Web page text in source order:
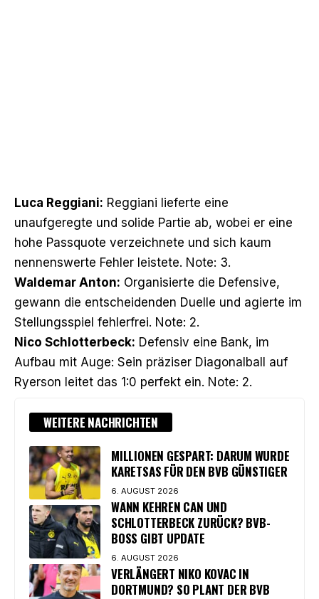
Luca Reggiani: Reggiani lieferte eine
unaufgeregte und solide Partie ab, wobei er eine
hohe Passquote verzeichnete und sich kaum
nennenswerte Fehler leistete. Note: 3.
Waldemar Anton: Organisierte die Defensive,
gewann die entscheidenden Duelle und agierte im
Stellungsspiel fehlerfrei. Note: 2.
Nico Schlotterbeck: Defensiv eine Bank, im
Aufbau mit Auge: Sein präziser Diagonalball auf
Ryerson leitet das 1:0 perfekt ein. Note: 2.
WEITERE NACHRICHTEN
MILLIONEN GESPART: DARUM WURDE
KARETSAS FÜR DEN BVB GÜNSTIGER
6. AUGUST 2026
WANN KEHREN CAN UND
SCHLOTTERBECK ZURÜCK? BVB-
BOSS GIBT UPDATE
6. AUGUST 2026
VERLÄNGERT NIKO KOVAC IN
DORTMUND? SO PLANT DER BVB